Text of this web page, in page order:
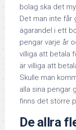
bolag ska det
Det man inte får
ägarandel i ett
pengar varje år
villiga att betala
är villiga att
Skulle man
alla sina pengar
finns det större
De allra